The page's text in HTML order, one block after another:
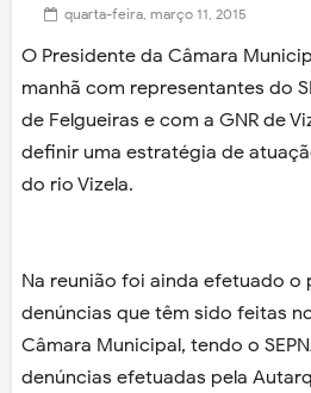
quarta-feira, março 11, 2015
O Presidente da Câmara
manhã com representantes do
de Felgueiras e com a GNR de
definir uma estratégia de
do rio Vizela.
Na reunião foi ainda efetuado o
denúncias que têm sido feitas
Câmara Municipal, tendo o
denúncias efetuadas pela